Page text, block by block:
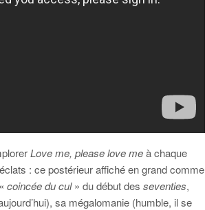
Love me, please love meà chaque
: ce postérieur affiché en grand comme
coincée du cul» du début des seventies,
sa mégalomanie (humble, il se